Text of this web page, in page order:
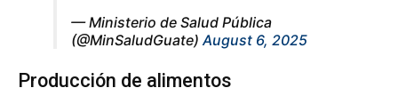
— Ministerio de Salud Pública
(@MinSaludGuate) August 6, 2025
Producción de alimentos